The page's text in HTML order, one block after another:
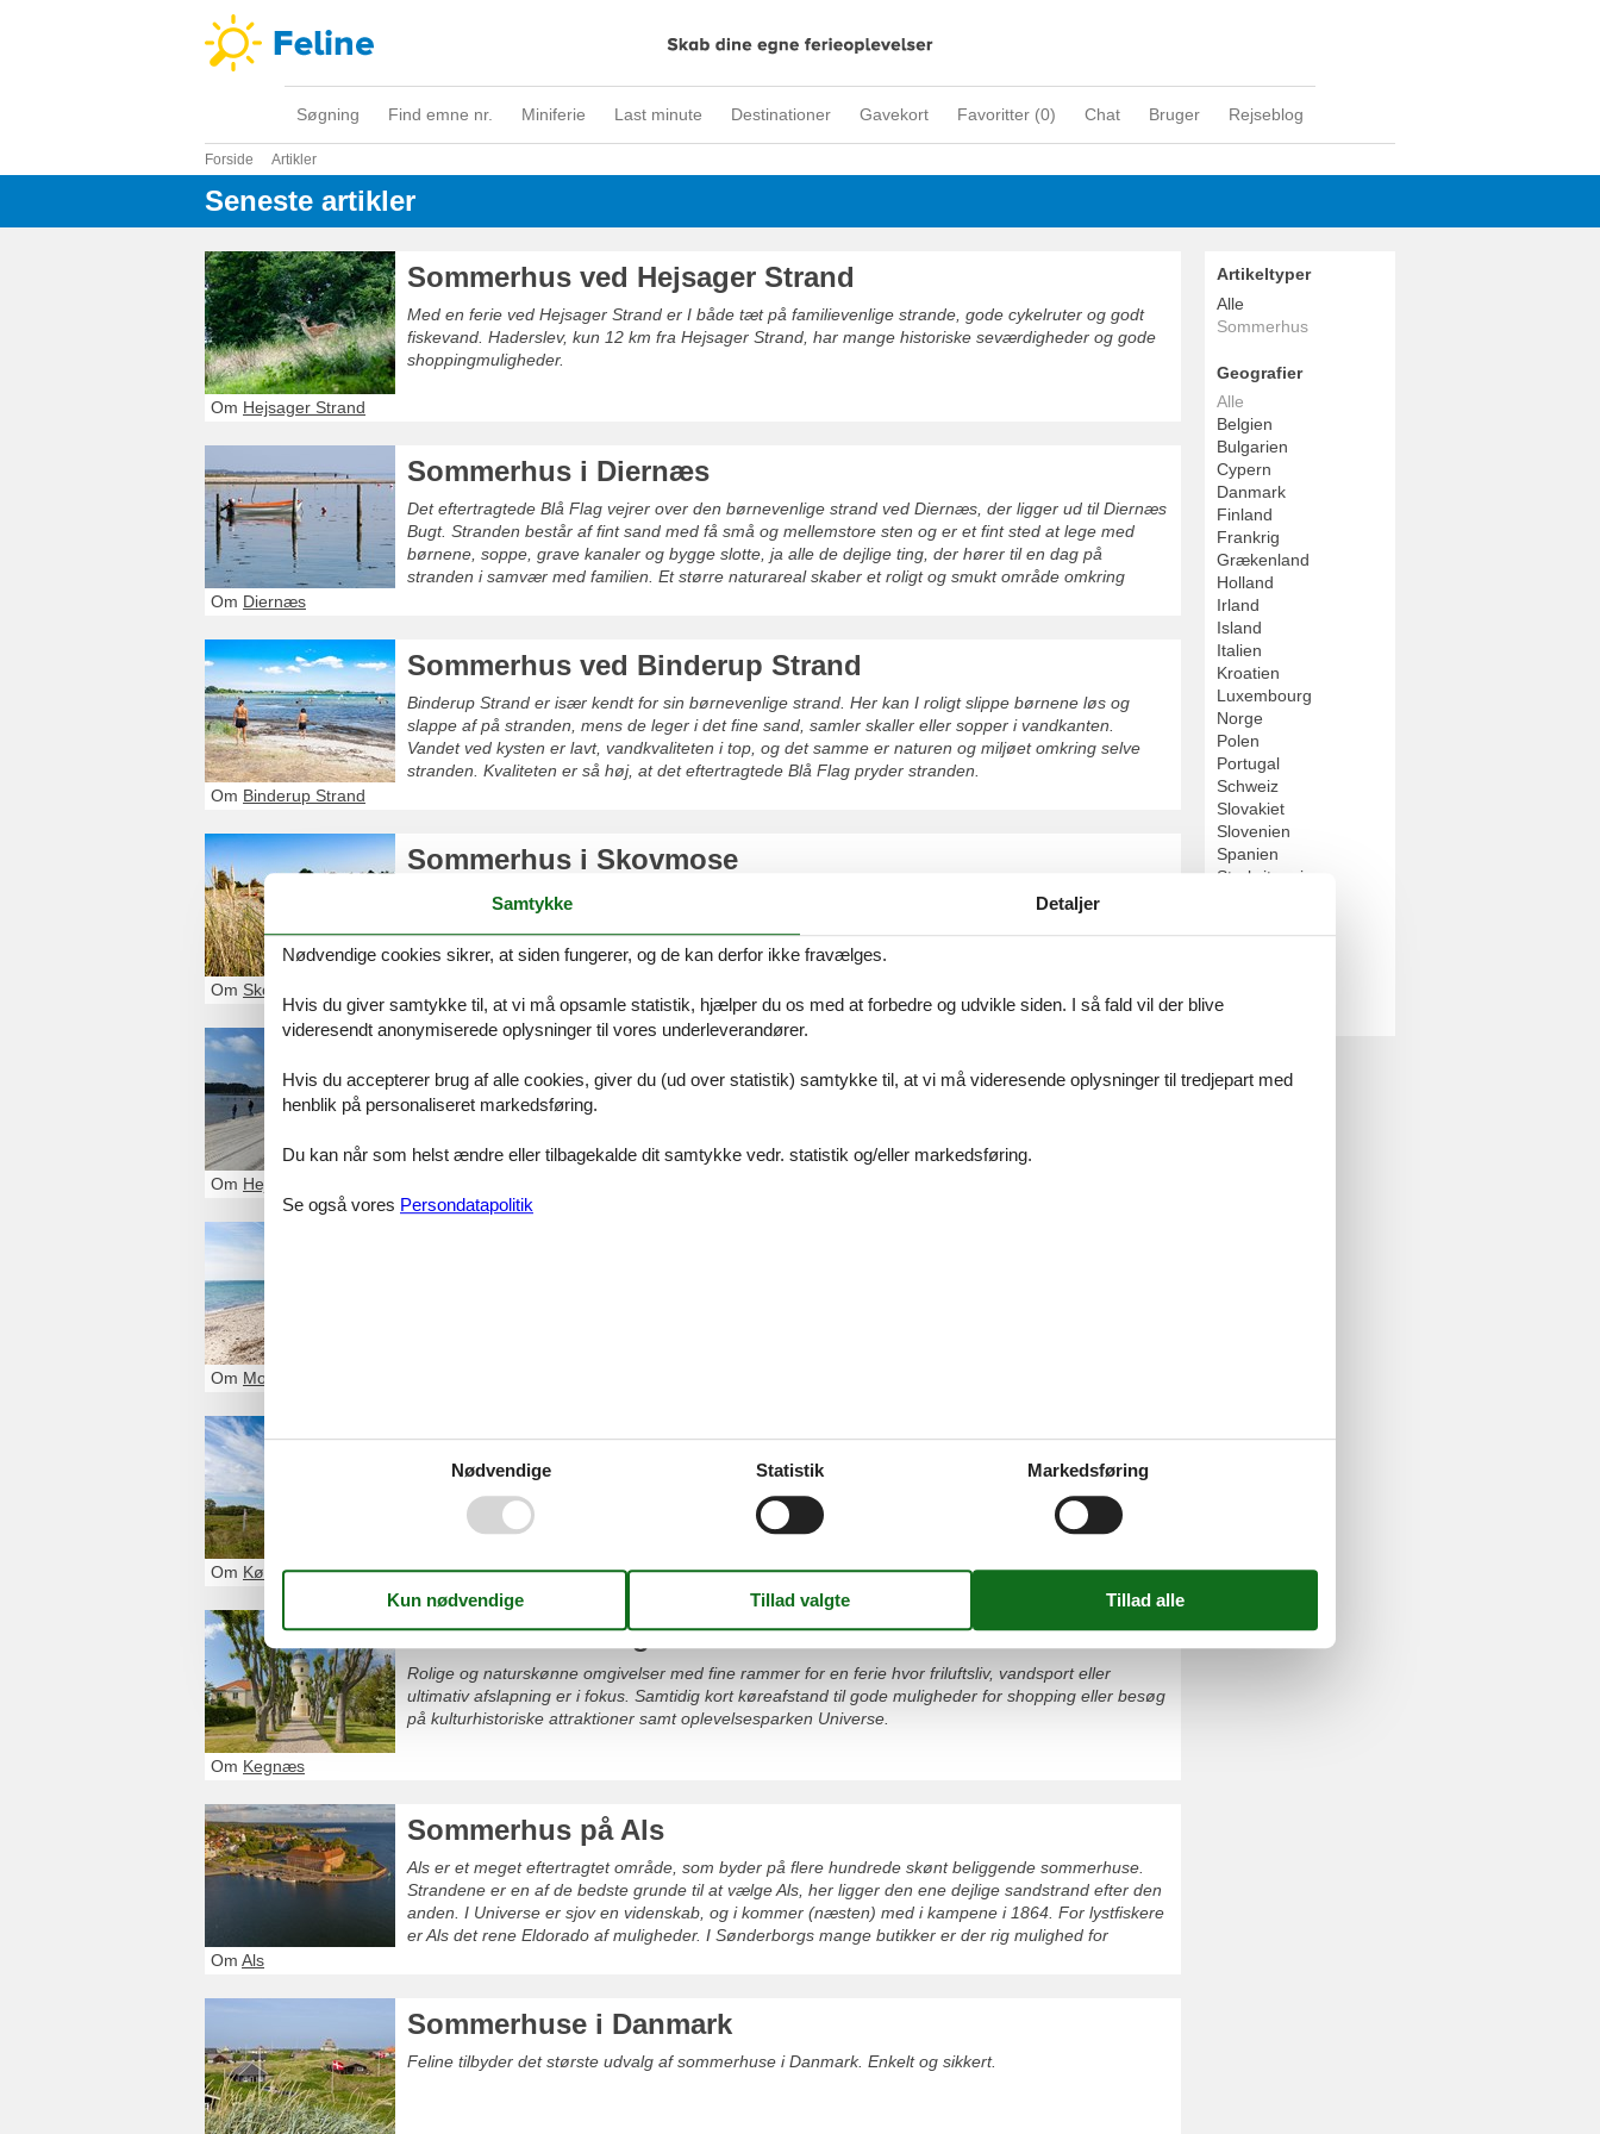
Søgning Find emne nr. Miniferie Last minute Destinationer Gavekort Favoritter (0) Chat Bruger Rejseblog
Forside Artikler
Seneste artikler
Sommerhus ved Hejsager Strand
Med en ferie ved Hejsager Strand er I både tæt på familievenlige strande, gode cykelruter og godt
fiskevand. Haderslev, kun 12 km fra Hejsager Strand, har mange historiske seværdigheder og gode
shoppingmuligheder.
Om Hejsager Strand
Sommerhus i Diernæs
Det eftertragtede Blå Flag vejrer over den børnevenlige strand ved Diernæs, der ligger ud til Diernæs
Bugt. Stranden består af fint sand med få små og mellemstore sten og er et fint sted at lege med
børnene, soppe, grave kanaler og bygge slotte, ja alle de dejlige ting, der hører til en dag på
stranden i samvær med familien. Et større naturareal skaber et roligt og smukt område omkring
Om Diernæs
Sommerhus ved Binderup Strand
Binderup Strand er især kendt for sin børnevenlige strand. Her kan I roligt slippe børnene løs og
slappe af på stranden, mens de leger i det fine sand, samler skaller eller sopper i vandkanten.
Vandet ved kysten er lavt, vandkvaliteten i top, og det samme er naturen og miljøet omkring selve
stranden. Kvaliteten er så høj, at det eftertragtede Blå Flag pryder stranden.
Om Binderup Strand
Sommerhus i Skovmose
Skovmose er et fredeligt ferieområde tæt ved både dejlige badestrande, fantastiske fiskepladser og
historiske seværdigheder. Universe, der er en oplevelsespark for hele familien samt Sønderborg by
er ligeledes inden for kort køreafstand.
Om Skovmose
Badestrandene ved Hejlsminde har altid været af høj kvalitet, men nu er de blevet endnu bedre.
Gennem et kystbeskyttelses projekt er stranden blevet bredere, fået nyt lækkert sand og i det hele
høj, at stranden de sidste mange år er blevet tildelt kvalitetsstemplet det Blå Flag.
Om Hejlsminde
Om Mommark
Sommerhus i Købingsmark
Købingsmark er et fredeligt og roligt ferieområde, som ligger på den nordligste del af Als. Her venter
en børnevenlig strand og suveræne muligheder for lystfiskere i et naturskønt landskab. Når trangen
til shopping kommer over jer, venter masse af tilbud i Sønderborg og Flensburg - og så kan I også
Om Købingsmark
Sommerhus i Kegnæs
Rolige og naturskønne omgivelser med fine rammer for en ferie hvor friluftsliv, vandsport eller
ultimativ afslapning er i fokus. Samtidig kort køreafstand til gode muligheder for shopping eller besøg
på kulturhistoriske attraktioner samt oplevelsesparken Universe.
Om Kegnæs
Sommerhus på Als
Als er et meget eftertragtet område, som byder på flere hundrede skønt beliggende sommerhuse.
Strandene er en af de bedste grunde til at vælge Als, her ligger den ene dejlige sandstrand efter den
anden. I Universe er sjov en videnskab, og i kommer (næsten) med i kampene i 1864. For lystfiskere
er Als det rene Eldorado af muligheder. I Sønderborgs mange butikker er der rig mulighed for
Om Als
Sommerhuse i Danmark
Feline tilbyder det største udvalg af sommerhuse i Danmark. Enkelt og sikkert.
Artikeltyper
Alle
Sommerhus
Geografier
Alle
Belgien
Bulgarien
Cypern
Danmark
Finland
Frankrig
Grækenland
Holland
Irland
Island
Italien
Kroatien
Luxembourg
Norge
Polen
Portugal
Schweiz
Slovakiet
Slovenien
Spanien
Storbritannien
Østrig
Samtykke Detaljer
Nødvendige cookies sikrer, at siden fungerer, og de kan derfor ikke fravælges.
Hvis du giver samtykke til, at vi må opsamle statistik, hjælper du os med at forbedre og udvikle siden. I så fald vil der blive
videresendt anonymiserede oplysninger til vores underleverandører.
Hvis du accepterer brug af alle cookies, giver du (ud over statistik) samtykke til, at vi må videresende oplysninger til tredjepart med
henblik på personaliseret markedsføring.
Du kan når som helst ændre eller tilbagekalde dit samtykke vedr. statistik og/eller markedsføring.
Se også vores Persondatapolitik
Nødvendige Statistik Markedsføring